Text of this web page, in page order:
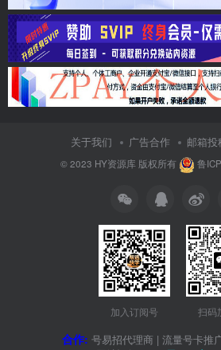
关于我们 广告合作 邮箱投
© 2023 HY资源库版权所有 鲁
加入订阅号 扫码
合作: 号易招代理商 | 流量号卡推